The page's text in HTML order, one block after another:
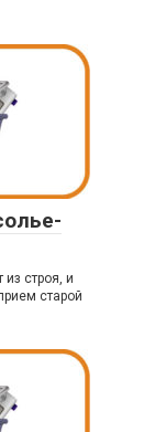
строя, и
старой